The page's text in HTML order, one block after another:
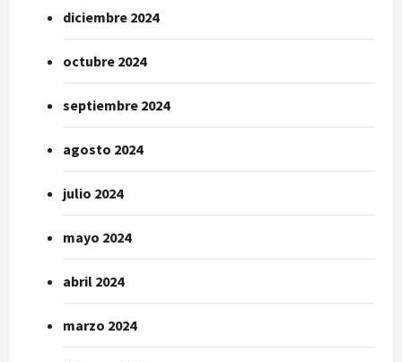
diciembre 2024
octubre 2024
septiembre 2024
agosto 2024
julio 2024
mayo 2024
abril 2024
marzo 2024